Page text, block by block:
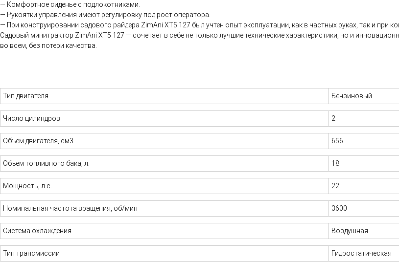
— Комфортное сиденье с подлокотниками.
— Рукоятки управления имеют регулировку под рост оператора.
— При конструировании садового райдера ZimAni XT5 127 был учтен опыт эксплуатации, как в частных руках, так и
Садовый минитрактор ZimAni XT5 127 — сочетает в себе не только лучшие технические характеристики, но и
во всем, без потери качества.
Тип двигателя Бензиновый
Число цилиндров 2
Объем двигателя, см3. 656
Объем топливного бака, л. 18
Мощность, л.с. 22
Номинальная частота вращения, об/мин 3600
Система охлаждения Воздушная
Тип трансмиссии Гидростатическая